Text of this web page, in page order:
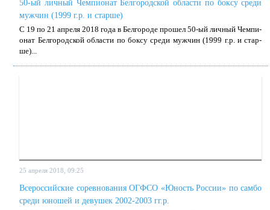
50-ый личный Чемпионат Белгородской области по боксу среди
мужчин (1999 г.р. и старше)
С 19 по 21 ап­ре­ля 2018 го­да в Бел­го­ро­де про­шел 50-ый лич­ный Чем­пи­
о­нат Бел­го­род­ской об­ла­сти по бок­су сре­ди муж­чин (1999 г.р. и стар­
ше)...
25 апреля 2018, 09:25
Всероссийские соревнования ОГФСО «Юность России» по самбо
среди юношей и девушек 2002-2003 гг.р.